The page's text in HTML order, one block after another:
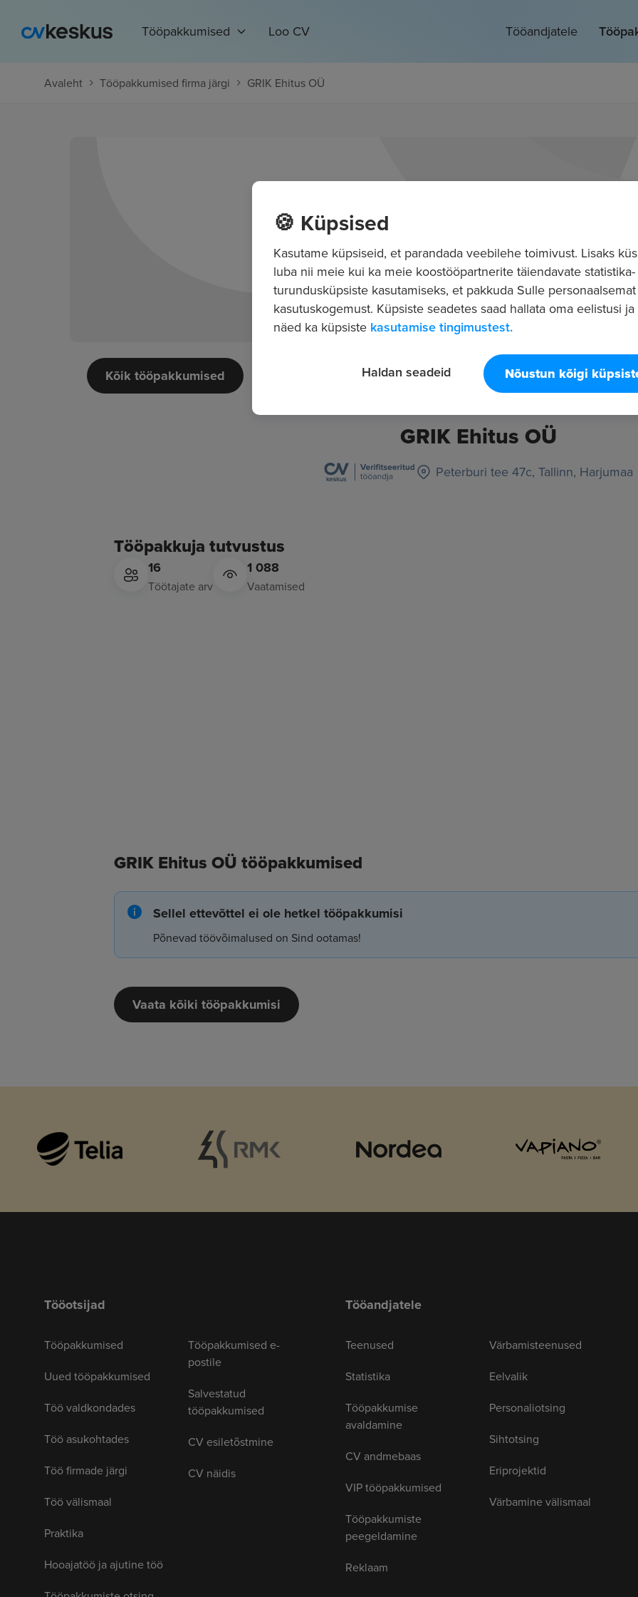
Tööpakkumised Loo CV Tööandjatele
Avaleht Tööpakkumised firma järgi GRIK Ehitus OÜ
Kõik tööpakkumised
GRIK Ehitus OÜ
Peterburi tee 47c, Tallinn, Harjumaa
Tööpakkuja tutvustus
16
Töötajate arv
1 088
Vaatamised
GRIK Ehitus OÜ tööpakkumised
Sellel ettevõttel ei ole hetkel tööpakkumisi
Põnevad töövõimalused on Sind ootamas!
Vaata kõiki tööpakkumisi
Tööotsijad
Tööpakkumised
Uued tööpakkumised
Töö valdkondades
Töö asukohtades
Töö firmade järgi
Töö välismaal
Praktika
Hooajatöö ja ajutine töö
Tööpakkumised e-
postile
Salvestatud
tööpakkumised
CV esiletõstmine
CV näidis
Tööandjatele
Teenused
Statistika
Tööpakkumise
avaldamine
CV andmebaas
VIP tööpakkumised
Tööpakkumiste
peegeldamine
Reklaam
Värbamisteenused
Eelvalik
Personaliotsing
Sihtotsing
Eriprojektid
Värbamine välismaal
🍪 Küpsised
Kasutame küpsiseid, et parandada veebilehe toimivust. Lisaks
luba nii meie kui ka meie koostööpartnerite täiendavate statistika-
turundusküpsiste kasutamiseks, et pakkuda Sulle personaalsemat
kasutuskogemust. Küpsiste seadetes saad hallata oma eelistusi
näed ka küpsiste kasutamise tingimustest.
Nõustun kõigi
Haldan seadeid